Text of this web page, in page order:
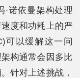
·诺依曼架构处理
度和功耗上的严
可以缓解这一问
构通常会因多比
针对上述挑战，